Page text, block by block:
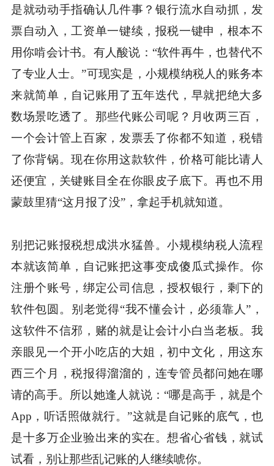
是就动动手指确认几件事？银行流水自动抓，发
票自动入，工资单一键续，报税一键申，根本不
用你啃会计书。有人酸说：“软件再牛，也替代不
了专业人士。”可现实是，小规模纳税人的账务本
来就简单，自记账用了五年迭代，早就把绝大多
数场景吃透了。那些代账公司呢？月收两三百，
一个会计管上百家，发票丢了你都不知道，税错
了你背锅。现在你用这款软件，价格可能比请人
还便宜，关键账目全在你眼皮子底下。再也不用
蒙鼓里猜“这月报了没”，拿起手机就知道。
别把记账报税想成洪水猛兽。小规模纳税人流程
本就该简单，自记账把这事变成傻瓜式操作。你
注册个账号，绑定公司信息，授权银行，剩下的
软件包圆。别老觉得“我不懂会计，必须靠人”，
这软件不信邪，赌的就是让会计小白当老板。我
亲眼见一个开小吃店的大姐，初中文化，用这东
西三个月，税报得溜溜的，连专管员都问她在哪
请的高手。所以她逢人就说：“哪是高手，就是个
App，听话照做就行。”这就是自记账的底气，也
是十多万企业验出来的实在。想省心省钱，就试
试看，别让那些乱记账的人继续唬你。